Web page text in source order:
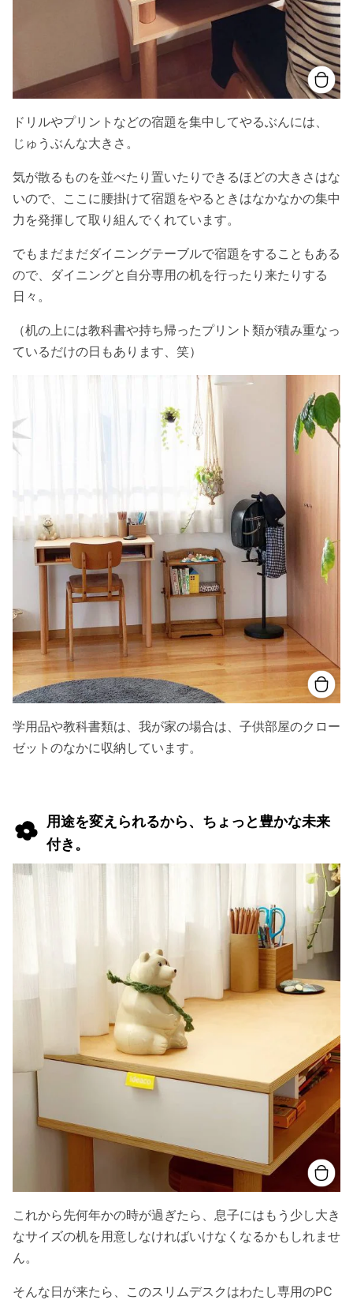
ドリルやプリントなどの宿題を集中してやるぶんには、
じゅうぶんな大きさ。
気が散るものを並べたり置いたりできるほどの大きさはな
いので、ここに腰掛けて宿題をやるときはなかなかの集中
力を発揮して取り組んでくれています。
でもまだまだダイニングテーブルで宿題をすることもある
ので、ダイニングと自分専用の机を行ったり来たりする
日々。
（机の上には教科書や持ち帰ったプリント類が積み重なっ
ているだけの日もあります、笑）
学用品や教科書類は、我が家の場合は、子供部屋のクロー
ゼットのなかに収納しています。
用途を変えられるから、ちょっと豊かな未来
付き。
これから先何年かの時が過ぎたら、息子にはもう少し大き
なサイズの机を用意しなければいけなくなるかもしれませ
ん。
そんな日が来たら、このスリムデスクはわたし専用のPC